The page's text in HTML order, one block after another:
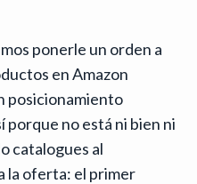
ponerle un orden a
en Amazon
posicionamiento
porque no está ni bien ni
catalogues al
la oferta: el primer